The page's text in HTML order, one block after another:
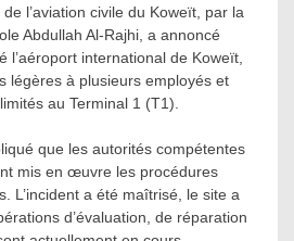
l’aviation civile du Koweït, par la
Abdullah Al-Rajhi, a annoncé
l’aéroport international de Koweït,
légères à plusieurs employés et
au Terminal 1 (T1).
que les autorités compétentes
mis en œuvre les procédures
L’incident a été maîtrisé, le site a
d’évaluation, de réparation